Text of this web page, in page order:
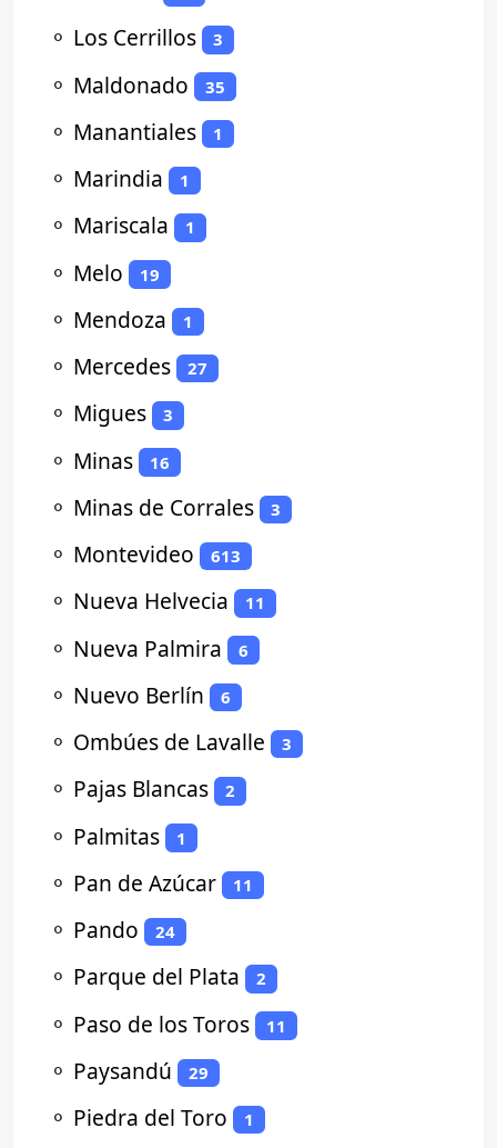
⚬ Los Cerrillos 3
⚬ Maldonado 35
⚬ Manantiales 1
⚬ Marindia 1
⚬ Mariscala 1
⚬ Melo 19
⚬ Mendoza 1
⚬ Mercedes 27
⚬ Migues 3
⚬ Minas 16
⚬ Minas de Corrales 3
⚬ Montevideo 613
⚬ Nueva Helvecia 11
⚬ Nueva Palmira 6
⚬ Nuevo Berlín 6
⚬ Ombúes de Lavalle 3
⚬ Pajas Blancas 2
⚬ Palmitas 1
⚬ Pan de Azúcar 11
⚬ Pando 24
⚬ Parque del Plata 2
⚬ Paso de los Toros 11
⚬ Paysandú 29
⚬ Piedra del Toro 1